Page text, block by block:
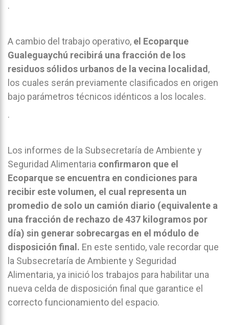
.
A cambio del trabajo operativo, el Ecoparque
Gualeguaychú recibirá una fracción de los
residuos sólidos urbanos de la vecina localidad ,
los cuales serán previamente clasificados en origen
bajo parámetros técnicos idénticos a los locales.
.
Los informes de la Subsecretaría de Ambiente y
Seguridad Alimentaria confirmaron que el
Ecoparque se encuentra en condiciones para
recibir este volumen, el cual representa un
promedio de solo un camión diario (equivalente a
una fracción de rechazo de 437 kilogramos por
día) sin generar sobrecargas en el módulo de
disposición final. En este sentido, vale recordar que
la Subsecretaría de Ambiente y Seguridad
Alimentaria, ya inició los trabajos para habilitar una
nueva celda de disposición final que garantice el
correcto funcionamiento del espacio.